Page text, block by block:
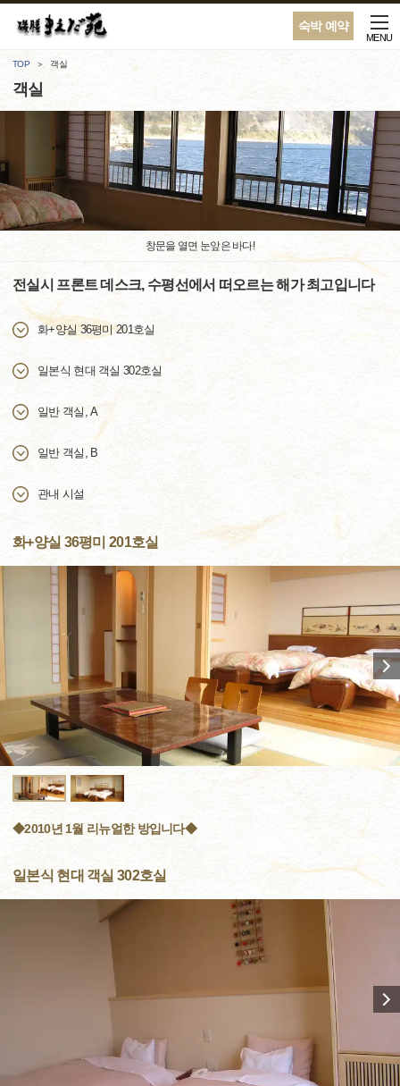
숙박 예약
MENU
TOP 객실
객실
창문을 열면 눈앞은 바다!
전실시 프론트 데스크, 수평선에서 떠오르는 해가 최고입니다
화+양실 36평미 201호실
일본식 현대 객실 302호실
일반 객실, A
일반 객실, B
관내 시설
화+양실 36평미 201호실
◆2010년 1월 리뉴얼한 방입니다◆
일본식 현대 객실 302호실